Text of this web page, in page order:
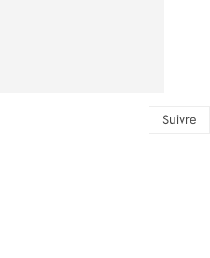
Suivre